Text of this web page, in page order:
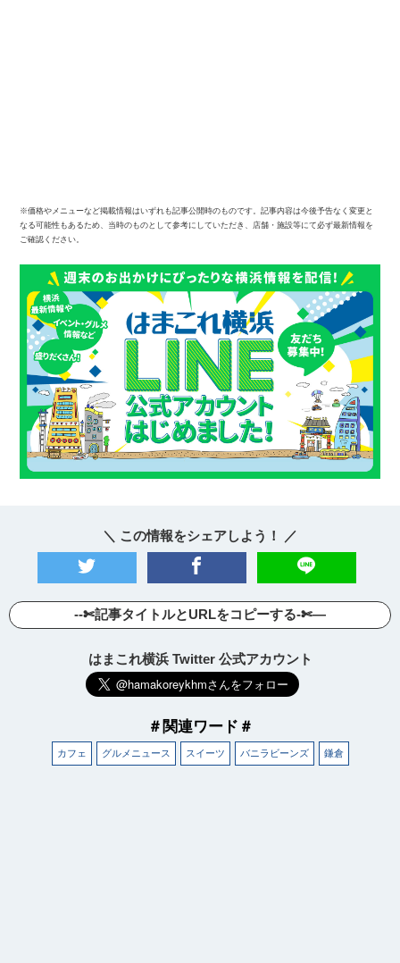
※価格やメニューなど掲載情報はいずれも記事公開時のものです。記事内容は今後予告なく変更と
なる可能性もあるため、当時のものとして参考にしていただき、店舗・施設等にて必ず最新情報を
ご確認ください。
＼ この情報をシェアしよう！ ／
--✄記事タイトルとURLをコピーする-✄—
はまこれ横浜 Twitter 公式アカウント
＃関連ワード＃
カフェ グルメニュース スイーツ バニラビーンズ 鎌倉